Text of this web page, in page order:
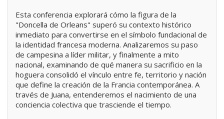
Esta conferencia explorará cómo la figura de la
"Doncella de Orleans" superó su contexto histórico
inmediato para convertirse en el símbolo fundacional de
la identidad francesa moderna. Analizaremos su paso
de campesina a líder militar, y finalmente a mito
nacional, examinando de qué manera su sacrificio en la
hoguera consolidó el vínculo entre fe, territorio y nación
que define la creación de la Francia contemporánea. A
través de Juana, entenderemos el nacimiento de una
conciencia colectiva que trasciende el tiempo.